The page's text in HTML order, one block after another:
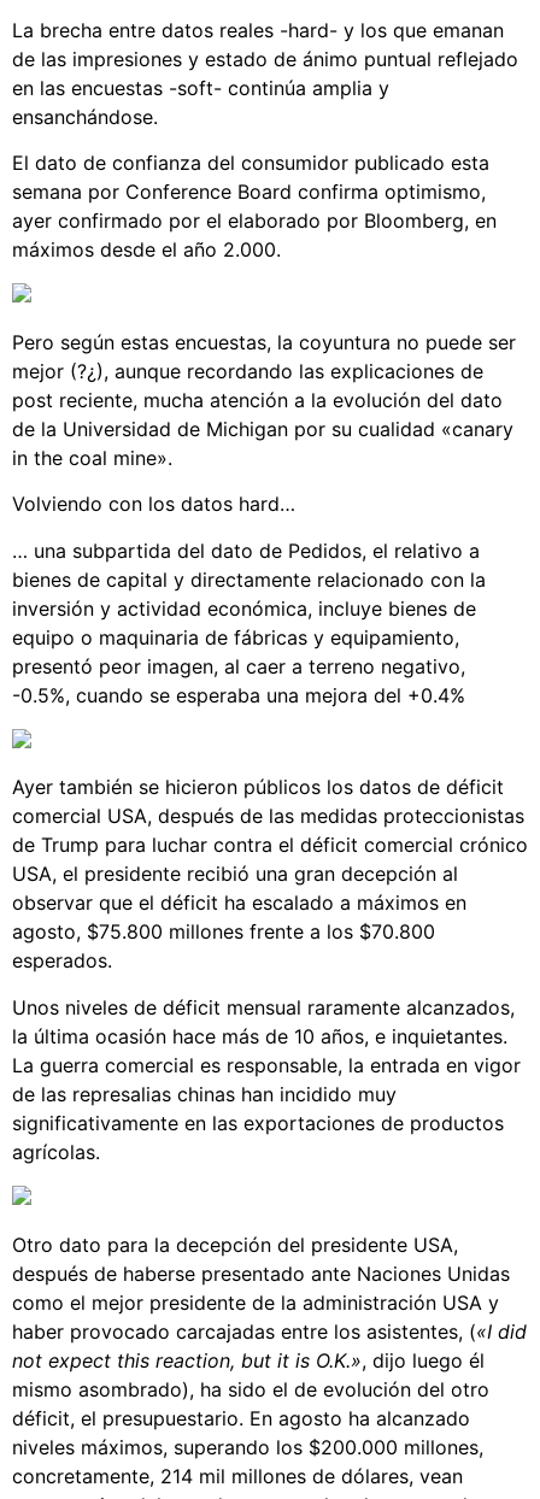
La brecha entre datos reales -hard- y los que emanan
de las impresiones y estado de ánimo puntual reflejado
en las encuestas -soft- continúa amplia y
ensanchándose.
El dato de confianza del consumidor publicado esta
semana por Conference Board confirma optimismo,
ayer confirmado por el elaborado por Bloomberg, en
máximos desde el año 2.000.
Pero según estas encuestas, la coyuntura no puede ser
mejor (?¿), aunque recordando las explicaciones de
post reciente, mucha atención a la evolución del dato
de la Universidad de Michigan por su cualidad «canary
in the coal mine».
Volviendo con los datos hard…
… una subpartida del dato de Pedidos, el relativo a
bienes de capital y directamente relacionado con la
inversión y actividad económica, incluye bienes de
equipo o maquinaria de fábricas y equipamiento,
presentó peor imagen, al caer a terreno negativo,
-0.5%, cuando se esperaba una mejora del +0.4%
Ayer también se hicieron públicos los datos de déficit
comercial USA, después de las medidas proteccionistas
de Trump para luchar contra el déficit comercial crónico
USA, el presidente recibió una gran decepción al
observar que el déficit ha escalado a máximos en
agosto, $75.800 millones frente a los $70.800
esperados.
Unos niveles de déficit mensual raramente alcanzados,
la última ocasión hace más de 10 años, e inquietantes.
La guerra comercial es responsable, la entrada en vigor
de las represalias chinas han incidido muy
significativamente en las exportaciones de productos
agrícolas.
Otro dato para la decepción del presidente USA,
después de haberse presentado ante Naciones Unidas
como el mejor presidente de la administración USA y
haber provocado carcajadas entre los asistentes, («I did
not expect this reaction, but it is O.K.», dijo luego él
mismo asombrado), ha sido el de evolución del otro
déficit, el presupuestario. En agosto ha alcanzado
niveles máximos, superando los $200.000 millones,
concretamente, 214 mil millones de dólares, vean